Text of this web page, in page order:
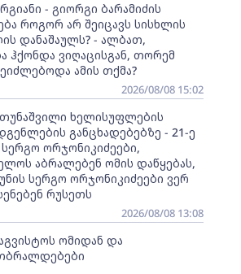
- გიორგი ბარამიძის
როგორ არ შეიცავს სისხლის
დანაშაულს? - ალბათ,
ჰქონდა ვიღაცისგან, თორემ
ამის თქმა?
2026/08/08 15:02
ხელისუფლების
განცხადებებზე - 21-ე
სერგო ორჯონიკიძეები,
აბრალებენ ომის დაწყებას,
სერგო ორჯონიკიძეები ვერ
რუსეთს
2026/08/08 13:08
ომიდან და